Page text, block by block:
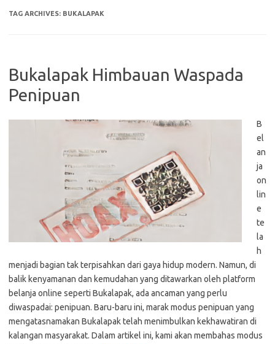
TAG ARCHIVES: BUKALAPAK
Bukalapak Himbauan Waspada
Penipuan
B
el
an
ja
on
lin
e
te
la
h
menjadi bagian tak terpisahkan dari gaya hidup modern. Namun, di
balik kenyamanan dan kemudahan yang ditawarkan oleh platform
belanja online seperti Bukalapak, ada ancaman yang perlu
diwaspadai: penipuan. Baru-baru ini, marak modus penipuan yang
mengatasnamakan Bukalapak telah menimbulkan kekhawatiran di
kalangan masyarakat. Dalam artikel ini, kami akan membahas modus